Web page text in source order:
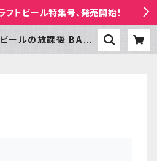
フトビール特集号、発売開始！
ールの放課後 BASE